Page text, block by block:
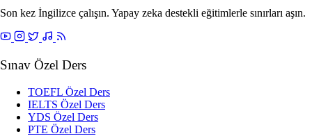
Son kez İngilizce çalışın. Yapay zeka destekli eğitimlerle sınırları aşın.
Sınav Özel Ders
TOEFL Özel Ders
IELTS Özel Ders
YDS Özel Ders
PTE Özel Ders